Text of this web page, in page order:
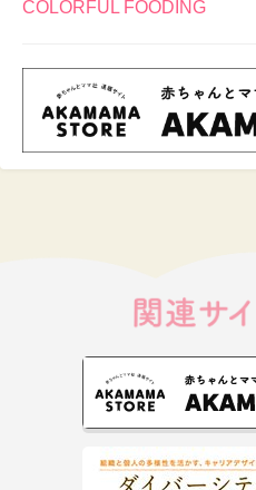
COLORFUL FOODING